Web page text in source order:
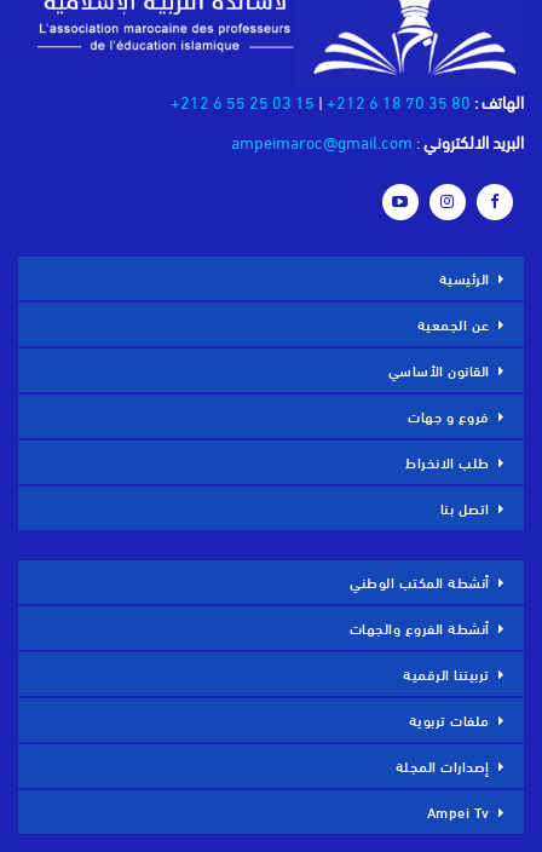
الهاتف : 80 35 70 18 6 212+
|
15 03 25 55 6 212+
البريد الالكتروني:
ampeimaroc@gmail.com
الرئيسية
عن الجمعية
القانون الأساسي
فروع و جهات
طلب الانخراط
اتصل بنا
أنشطة المكتب الوطني
أنشطة الفروع والجهات
تربيتنا الرقمية
ملفات تربوية
إصدارات المجلة
Ampei Tv